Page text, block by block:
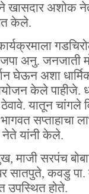
खासदार अशोक
केले.
अनु. जनजाती
घेऊन अशा
केले पाहीजे.
यातून चांगले
सप्ताहाचा
‌यांनी केले.
माजी सरपंच
सातपुते, कवडु
उपस्थित होते.